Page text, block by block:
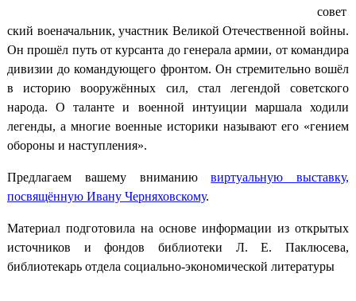
совет
ский военачальник, участник Великой Отечественной войны.
Он прошёл путь от курсанта до генерала армии, от командира
дивизии до командующего фронтом. Он стремительно вошёл
в историю вооружённых сил, стал легендой советского
народа. О таланте и военной интуиции маршала ходили
легенды, а многие военные историки называют его «гением
обороны и наступления».
Предлагаем вашему вниманиювиртуальную выставку,
посвящённую Ивану Черняховскому.
Материал подготовила на основе информации из открытых
источников и фондов библиотеки Л. Е. Паклюсева,
библиотекарь отдела социально-экономической литературы